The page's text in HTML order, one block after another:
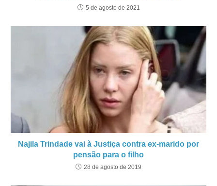
5 de agosto de 2021
Najila Trindade vai à Justiça contra ex-marido por
pensão para o filho
28 de agosto de 2019